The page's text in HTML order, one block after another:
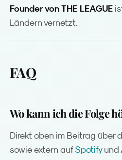
Founder von THE LEAGUE
Ländern vernetzt.
FAQ
Wo kann ich die Folge
Direkt oben im Beitrag über
sowie extern aufSpotifyund